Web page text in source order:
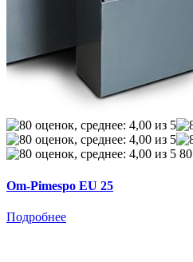
80
Om-Pimespo EU 25
Подробнее